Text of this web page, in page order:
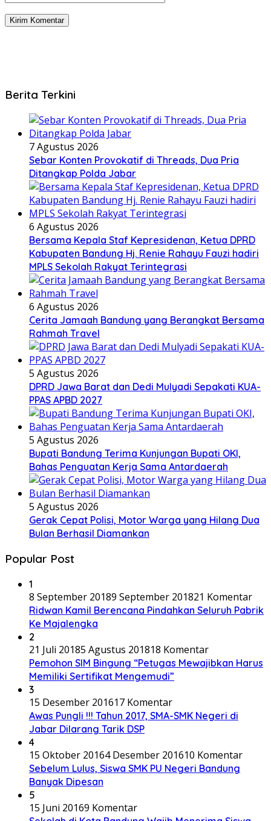
Berita Terkini
7 Agustus 2026
Sebar Konten Provokatif di Threads, Dua Pria
Ditangkap Polda Jabar
6 Agustus 2026
Bersama Kepala Staf Kepresidenan, Ketua DPRD
Kabupaten Bandung Hj. Renie Rahayu Fauzi hadiri
MPLS Sekolah Rakyat Terintegrasi
6 Agustus 2026
Cerita Jamaah Bandung yang Berangkat Bersama
Rahmah Travel
5 Agustus 2026
DPRD Jawa Barat dan Dedi Mulyadi Sepakati KUA-
PPAS APBD 2027
5 Agustus 2026
Bupati Bandung Terima Kunjungan Bupati OKI,
Bahas Penguatan Kerja Sama Antardaerah
5 Agustus 2026
Gerak Cepat Polisi, Motor Warga yang Hilang Dua
Bulan Berhasil Diamankan
Popular Post
1
8 September 20189 September 201821 Komentar
Ridwan Kamil Berencana Pindahkan Seluruh Pabrik
Ke Majalengka
2
21 Juli 20185 Agustus 201818 Komentar
Pemohon SIM Bingung “Petugas Mewajibkan Harus
Memiliki Sertifikat Mengemudi”
3
15 Desember 201617 Komentar
Awas Pungli !!! Tahun 2017, SMA-SMK Negeri di
Jabar Dilarang Tarik DSP
4
15 Oktober 20164 Desember 201610 Komentar
Sebelum Lulus, Siswa SMK PU Negeri Bandung
Banyak Dipesan
5
15 Juni 20169 Komentar